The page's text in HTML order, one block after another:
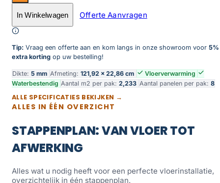
Oak Manchester aantal
Toevoegen aan winkelwagen
In Winkelwagen Offerte Aanvragen
Tip: Vraag een offerte aan en kom langs in onze showroom voor 5%
extra korting op uw bestelling!
Dikte: 5 mm Afmeting: 121,92 × 22,86 cm
Vloerverwarming
Waterbestendig Aantal m2 per pak: 2,233 Aantal panelen per pak: 8
ALLE SPECIFICATIES BEKIJKEN →
ALLES IN ÉÉN OVERZICHT
STAPPENPLAN: VAN VLOER TOT
AFWERKING
Alles wat u nodig heeft voor een perfecte vloerinstallatie,
overzichtelijk in één stappenplan.